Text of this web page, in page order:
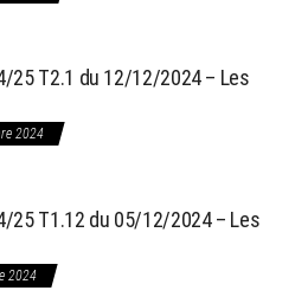
25 T2.1 du 12/12/2024 – Les
2024
25 T1.12 du 05/12/2024 – Les
2024